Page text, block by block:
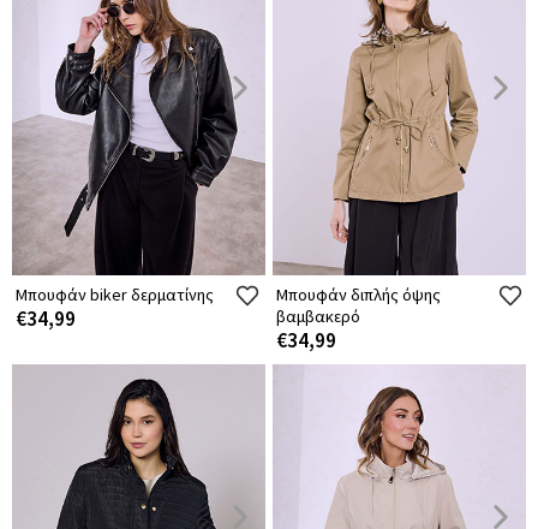
Μπουφάν biker δερματίνης
€34,99
Μπουφάν διπλής όψης
βαμβακερό
€34,99